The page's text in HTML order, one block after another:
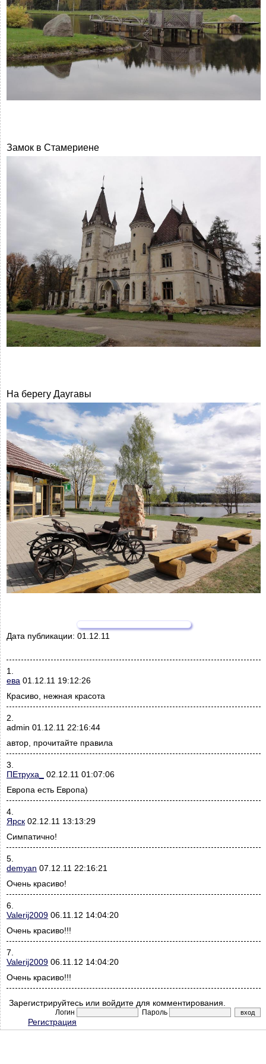
Замок в Стамериене
На берегу Даугавы
Дата публикации: 01.12.11
1.
ева 01.12.11 19:12:26
Красиво, нежная красота
2.
admin 01.12.11 22:16:44
автор, прочитайте правила
3.
ПЕтруха_
02.12.11 01:07:06
Европа есть Европа)
4.
Ярск 02.12.11 13:13:29
Симпатично!
5.
demyan 07.12.11 22:16:21
Очень красиво!
6.
Valerij2009 06.11.12 14:04:20
Очень красиво!!!
7.
Valerij2009 06.11.12 14:04:20
Очень красиво!!!
Зарегистрируйтесь или войдите для комментирования.
Логин Пароль
Регистрация